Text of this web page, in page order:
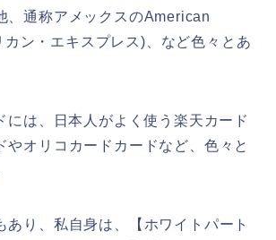
、通称アメックスのAmerican
ン・エキスプレス)、など色々とあ
には、日本人がよく使う楽天カード
やオリコカードカードなど、色々と
あり、私自身は、【ホワイトパート